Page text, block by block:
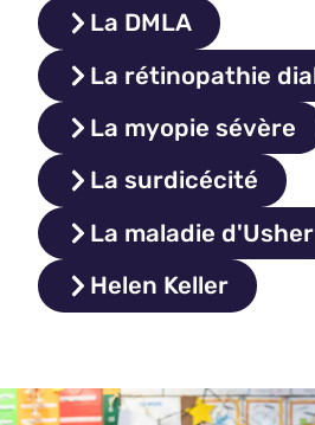
La DMLA
La rétinopathie
La myopie sévère
La surdicécité
La maladie d'Usher
Helen Keller